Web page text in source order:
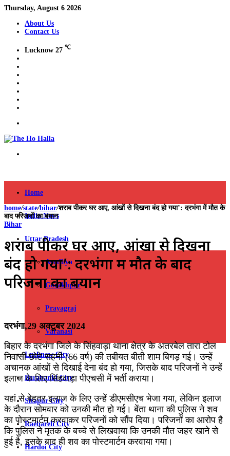
Thursday, August 6 2026
About Us
Contact Us
Lucknow 27 ℃
Home
India News
Uttar Pradesh
Ayodhya
Gorakhpur
Prayagraj
Varanasi
Lucknow City
Barabanki City
Sitapur City
Raebareli City
Hardoi City
home/state/bihar/शराब पीकर घर आए, आंखों से दिखना बंद हो गया’: दरभंगा में मौत के
बाद परिजनों का बयान
Bihar
शराब पीकर घर आए, आंखों से दिखना
बंद हो गया’: दरभंगा में मौत के बाद
परिजनों का बयान
Facebook
X
LinkedIn
Share
via
Print
दरभंगा,29 अक्टूबर 2024
बिहार के दरभंगा जिले के सिंहवाड़ा थाना क्षेत्र के अतरबेल तारा टोल
निवासी छोटे सहनी (66 वर्ष) की तबीयत बीती शाम बिगड़ गई। उन्हें
अचानक आंखों से दिखाई देना बंद हो गया, जिसके बाद परिजनों ने उन्हें
इलाज के लिए सिंहवाड़ा पीएचसी में भर्ती कराया।
यहां से बेहतर इलाज के लिए उन्हें डीएमसीएच भेजा गया, लेकिन इलाज
के दौरान सोमवार को उनकी मौत हो गई। बेंता थाना की पुलिस ने शव
का पोस्टमार्टम करवाकर परिजनों को सौंप दिया। परिजनों का आरोप है
कि पुलिस ने मृतक के बच्चे से लिखवाया कि उनकी मौत जहर खाने से
हुई है, इसके बाद ही शव का पोस्टमार्टम करवाया गया।